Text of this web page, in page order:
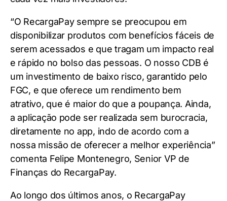
“O RecargaPay sempre se preocupou em
disponibilizar produtos com benefícios fáceis de
serem acessados e que tragam um impacto real
e rápido no bolso das pessoas. O nosso CDB é
um investimento de baixo risco, garantido pelo
FGC, e que oferece um rendimento bem
atrativo, que é maior do que a poupança. Ainda,
a aplicação pode ser realizada sem burocracia,
diretamente no app, indo de acordo com a
nossa missão de oferecer a melhor experiência”
comenta Felipe Montenegro, Senior VP de
Finanças do RecargaPay.
Ao longo dos últimos anos, o RecargaPay